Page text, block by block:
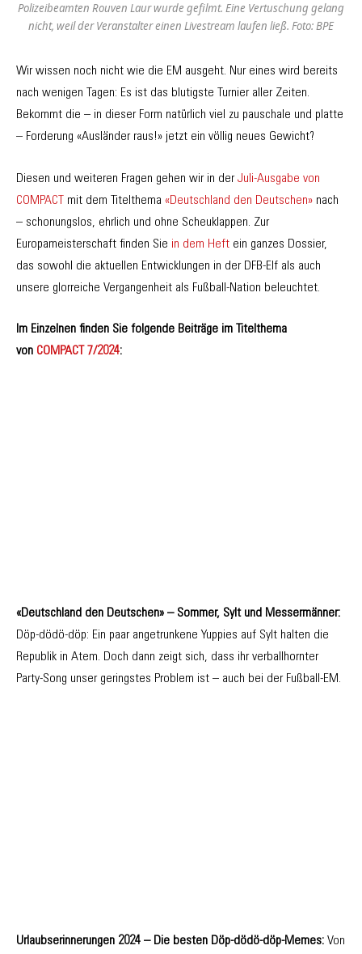
Polizeibeamten Rouven Laur wurde gefilmt. Eine Vertuschung gelang
nicht, weil der Veranstalter einen Livestream laufen ließ. Foto: BPE
Wir wissen noch nicht wie die EM ausgeht. Nur eines wird bereits
nach wenigen Tagen: Es ist das blutigste Turnier aller Zeiten.
Bekommt die – in dieser Form natürlich viel zu pauschale und platte
– Forderung «Ausländer raus!» jetzt ein völlig neues Gewicht?
Diesen und weiteren Fragen gehen wir in derJuli-Ausgabe von
COMPACT
mit dem Titelthema «Deutschland den Deutschen» nach
– schonungslos, ehrlich und ohne Scheuklappen. Zur
Europameisterschaft finden Sie in dem Heft ein ganzes Dossier,
das sowohl die aktuellen Entwicklungen in der DFB-Elf als auch
unsere glorreiche Vergangenheit als Fußball-Nation beleuchtet.
Im Einzelnen finden Sie folgende Beiträge im Titelthema
von COMPACT 7/2024:
«Deutschland den Deutschen» – Sommer, Sylt und Messermänner:
Döp-dödö-döp: Ein paar angetrunkene Yuppies auf Sylt halten die
Republik in Atem. Doch dann zeigt sich, dass ihr verballhornter
Party-Song unser geringstes Problem ist – auch bei der Fußball-EM.
Urlaubserinnerungen 2024 – Die besten Döp-dödö-döp-Memes: Von